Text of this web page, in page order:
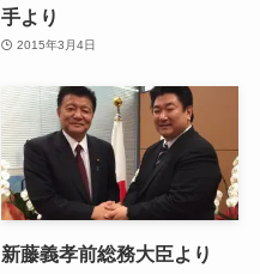
手より
2015年3月4日
新藤義孝前総務大臣より